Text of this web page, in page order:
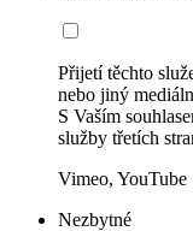
Přijetí těchto
nebo jiný
S Vaším
služby třetích
Vimeo, YouTube
Nezbytné